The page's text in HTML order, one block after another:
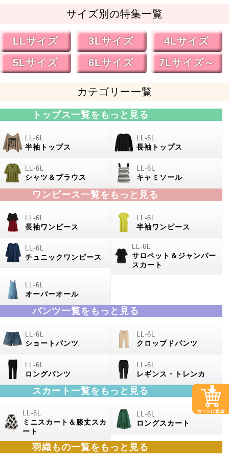
サイズ別の特集一覧
LLサイズ 3Lサイズ
4Lサイズ
5Lサイズ
6Lサイズ 7Lサイズ～
カテゴリー一覧
トップス一覧をもっと見る
半袖トップス 長袖トップス
シャツ＆ブラウス キャミソール
ワンピース一覧をもっと見る
長袖ワンピース 半袖ワンピース
チュニックワンピース
サロペット＆ジャンパー
スカート
オーバーオール
パンツ一覧をもっと見る
ショートパンツ クロップドパンツ
ロングパンツ レギンス・トレンカ
スカート一覧をもっと見る
ミニスカート＆膝丈スカ
ート
ロングスカート
羽織もの一覧をもっと見る
カートに追加